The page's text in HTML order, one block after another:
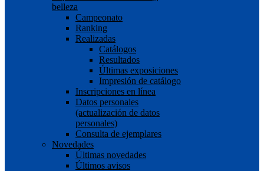
belleza
Campeonato
Ranking
Realizadas
Catálogos
Resultados
Últimas exposiciones
Impresión de catálogo
Inscripciones en línea
Datos personales
(actualización de datos
personales)
Consulta de ejemplares
Novedades
Últimas novedades
Últimos avisos